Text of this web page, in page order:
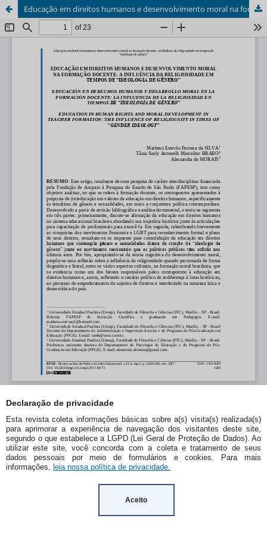
Declaração de privacidade
Esta revista coleta informações básicas sobre a(s) visita(s) realizada(s)
para aprimorar a experiência de navegação dos visitantes deste site,
segundo o que estabelece a LGPD (Lei Geral de Proteção de Dados). Ao
utilizar este site, você concorda com a coleta e tratamento de seus
dados pessoais por meio de formulários e cookies. Para mais
informações, leia nossa política de privacidade.
Aceito
Educação em direitos humanos e desenvolvimento moral na formação docente: a influência da religiosidade em tempos de “ideologia de gênero”